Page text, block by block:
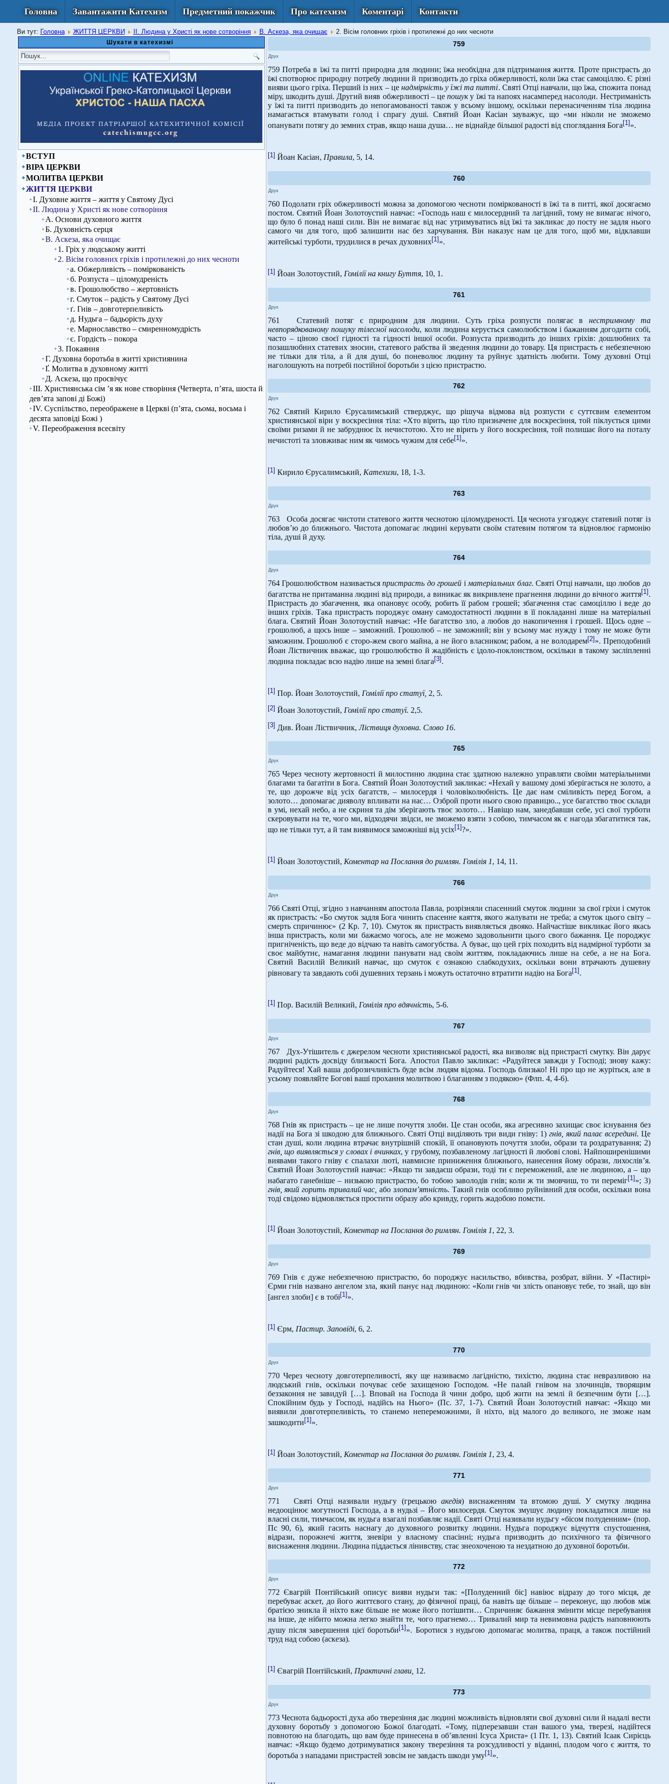
Головна Завантажити Катехизм Предметний покажчик Про катехизм Коментарі Контакти
Ви тут: Головна ЖИТТЯ ЦЕРКВИ ІІ. Людина у Христі як нове сотворіння В. Аскеза, яка очищає 2. Вісім головних гріхів і протилежні до них чесноти
Шукати в катехизмі
ВСТУП
ВІРА ЦЕРКВИ
МОЛИТВА ЦЕРКВИ
ЖИТТЯ ЦЕРКВИ
І. Духовне життя – життя у Святому Дусі
ІІ. Людина у Христі як нове сотворіння
А. Основи духовного життя
Б. Духовність серця
В. Аскеза, яка очищає
1. Гріх у людському житті
2. Вісім головних гріхів і протилежні до них чесноти
а. Обжерливість – поміркованість
б. Розпуста – ціломудреність
в. Грошолюбство – жертовність
г. Смуток – радість у Святому Дусі
ґ. Гнів – довготерпеливість
д. Нудьга – бадьорість духу
е. Марнославство – смиренномудрість
є. Гордість – покора
3. Покаяння
Г. Духовна боротьба в житті християнина
Ґ. Молитва в духовному житті
Д. Аскеза, що просвічує
ІІІ. Християнська сім ’я як нове створіння (Четверта, п’ята, шоста й
дев’ята запові ді Божі)
IV. Суспільство, переображене в Церкві (п’ята, сьома, восьма і
десята заповіді Божі )
V. Переображення всесвіту
759
Друк
759 Потреба в їжі та питті природна для людини; їжа необхідна для підтримання життя. Проте пристрасть до
їжі спотворює природну потребу людини й призводить до гріха обжерливості, коли їжа стає самоціллю. Є різні
вияви цього гріха. Перший із них – це надмірність у їжі та питті. Святі Отці навчали, що їжа, спожита понад
міру, шкодить душі. Другий вияв обжерливості – цепошуку їжі та напоях насамперед насолоди. Нестриманість
у їжі та питті призводить до непогамованості також у всьому іншому, оскільки перенасиченням тіла людина
намагається втамувати голод і спрагу душі. Святий Йоан Касіан зауважує, що «ми ніколи не зможемо
опанувати потягу до земних страв, якщо наша душа… не віднайде більшої радості від споглядання Бога [1] ».
[1] Йоан Касіан, Правила, 5, 14.
760
Друк
760 Подолати гріх обжерливості можна за допомогою чесноти поміркованості в їжі та в питті, якої досягаємо
постом. Святий Йоан Золотоустий навчає: «Господь наш є милосердний та лагідний, тому не вимагає нічого,
що було б понад наші сили. Він не вимагає від нас утримуватись від їжі та закликає до посту не задля нього
самого чи для того, щоб залишити нас без харчування. Він наказує нам це для того, щоб ми, відклавши
житейські турботи, трудилися в речах духовних[1] ».
[1] Йоан Золотоустий, Гомілії на книгу Буття, 10, 1.
761
Друк
761 Статевий потяг є природним для людини. Суть гріха розпусти полягає в нестримному та
невпорядкованому пошуку тілесної насолоди, коли людина керується самолюбством і бажанням догодити собі,
часто – ціною своєї гідності та гідності іншої особи. Розпуста призводить до інших гріхів: дошлюбних та
позашлюбних статевих зносин, статевого рабства й зведення людини до товару. Ця пристрасть є небезпечною
не тільки для тіла, а й для душі, бо поневолює людину та руйнує здатність любити. Тому духовні Отці
наголошують на потребі постійної боротьби з цією пристрастю.
762
Друк
762 Святий Кирило Єрусалимський стверджує, що рішуча відмова від розпусти є суттєвим елементом
християнської віри у воскресіння тіла: «Хто вірить, що тіло призначене для воскресіння, той піклується цими
своїми ризами й не забруднює їх нечистотою. Хто не вірить у його воскресіння, той полишає його на поталу
нечистоті та зловживає ним як чимось чужим для себе[1] ».
[1] Кирило Єрусалимський, Катехизи, 18, 1-3.
763
Друк
763 Особа досягає чистоти статевого життя чеснотою ціломудреності. Ця чеснота узгоджує статевий потяг із
любов’ю до ближнього. Чистота допомагає людині керувати своїм статевим потягом та відновлює гармонію
тіла, душі й духу.
764
Друк
764 Грошолюбством називаєтьсяпристрасть до грошей і матеріальних благ. Святі Отці навчали, що любов до
багатства не притаманна людині від природи, а виникає як викривлене прагнення людини до вічного життя[1] .
Пристрасть до збагачення, яка опановує особу, робить її рабом грошей; збагачення стає самоціллю і веде до
інших гріхів. Така пристрасть породжує оману самодостатності людини в її покладанні лише на матеріальні
блага. Святий Йоан Золотоустий навчає: «Не багатство зло, а любов до накопичення і грошей. Щось одне –
грошолюб, а щось інше – заможний. Грошолюб – не заможний; він у всьому має нужду і тому не може бути
заможним. Грошолюб є сторо-жем свого майна, а не його власником; рабом, а не володарем[2]». Преподобний
Йоан Ліствичник вважає, що грошолюбство й жадібність є ідоло-поклонством, оскільки в такому засліпленні
людина покладає всю надію лише на земні блага[3].
[1] Пор. Йоан Золотоустий, Гомілії про статуї, 2, 5.
[2] Йоан Золотоустий, Гомілії про статуї. 2,5.
[3] Див. Йоан Ліствичник,Ліствиця духовна. Слово 16.
765
Друк
765 Через чесноту жертовності й милостиню людина стає здатною належно управляти своїми матеріальними
благами та багатіти в Бога. Святий Йоан Золотоустий закликає: «Нехай у вашому домі зберігається не золото, а
те, що дорожче від усіх багатств, – милосердя і чоловіколюбність. Це дає нам сміливість перед Богом, а
золото… допомагає дияволу впливати на нас… Озброй проти нього свою правицю.., усе багатство твоє склади
в умі, нехай небо, а не скриня та дім зберігають твоє золото… Навіщо нам, занедбавши себе, усі свої турботи
скеровувати на те, чого ми, відходячи звідси, не зможемо взяти з собою, тимчасом як є нагода збагатитися так,
що не тільки тут, а й там виявимося заможніші від усіх[1]?».
[1] Йоан Золотоустий, Коментар на Послання до римлян. Гомілія 1, 14, 11.
766
Друк
766 Святі Отці, згідно з навчанням апостола Павла, розрізняли спасенний смуток людини за свої гріхи і смуток
як пристрасть: «Бо смуток задля Бога чинить спасенне каяття, якого жалувати не треба; а смуток цього світу –
смерть спричинює» (2 Кр. 7, 10). Смуток як пристрасть виявляється двояко. Найчастіше викликає його якась
інша пристрасть, коли ми бажаємо чогось, але не можемо задовольнити цього свого бажання. Це породжує
пригніченість, що веде до відчаю та навіть самогубства. А буває, що цей гріх походить від надмірної турботи за
своє майбутнє, намагання людини панувати над своїм життям, покладаючись лише на себе, а не на Бога.
Святий Василій Великий навчає, що смуток є ознакою слабкодухих, оскільки вони втрачають душевну
рівновагу та завдають собі душевних терзань і можуть остаточно втратити надію на Бога [1] .
[1] Пор. Василій Великий, Гомілія про вдячність, 5-6.
767
Друк
767 Дух-Утішитель є джерелом чесноти християнської радості, яка визволяє від пристрасті смутку. Він дарує
людині радість досвіду близькості Бога. Апостол Павло закликає: «Радуйтеся завжди у Господі; знову кажу:
Радуйтеся! Хай ваша доброзичливість буде всім людям відома. Господь близько! Ні про що не журіться, але в
усьому появляйте Богові ваші прохання молитвою і благанням з подякою» (Флп. 4, 4-6).
768
Друк
768 Гнів як пристрасть – це не лише почуття злоби. Це стан особи, яка агресивно захищає своє існування без
надії на Бога зі шкодою для ближнього. Святі Отці виділяють три види гніву: 1) гнів, який палає всередині. Це
стан душі, коли людина втрачає внутрішній спокій, її опановують почуття злоби, образи та роздратування; 2)
гнів, що виявляється у словах і вчинках, у грубому, позбавленому лагідності й любові слові. Найпоширенішими
виявами такого гніву є спалахи люті, навмисне приниження ближнього, нанесення йому образи, лихослів’я.
Святий Йоан Золотоустий навчає: «Якщо ти завдаєш образи, тоді ти є переможений, але не людиною, а – що
набагато ганебніше – низькою пристрастю, бо тобою заволодів гнів; коли ж ти змовчиш, то ти переміг[1] »; 3)
гнів, який горить тривалий час, або злопам’ятність. Такий гнів особливо руйнівний для особи, оскільки вона
тоді свідомо відмовляється простити образу або кривду, горить жадобою помсти.
[1] Йоан Золотоустий, Коментар на Послання до римлян. Гомілія 1, 22, 3.
769
Друк
769 Гнів є дуже небезпечною пристрастю, бо породжує насильство, вбивства, розбрат, війни. У «Пастирі»
Єрми гнів названо ангелом зла, який панує над людиною: «Коли гнів чи злість опановує тебе, то знай, що він
[ангел злоби] є в тобі [1] ».
[1] Єрм, Пастир. Заповіді, 6, 2.
770
Друк
770 Через чесноту довготерпеливості, яку ще називаємо лагідністю, тихістю, людина стає невразливою на
людський гнів, оскільки почуває себе захищеною Господом. «Не палай гнівом на злочинців, творящим
беззаконня не завидуй […]. Вповай на Господа й чини добро, щоб жити на землі й безпечним бути […].
Спокійним будь у Господі, надійсь на Нього» (Пс. 37, 1-7). Святий Йоан Золотоустий навчає: «Якщо ми
виявили довготерпеливість, то станемо непереможними, й ніхто, від малого до великого, не зможе нам
зашкодити [1] ».
[1] Йоан Золотоустий, Коментар на Послання до римлян. Гомілія 1, 23, 4.
771
Друк
771 Святі Отці називали нудьгу (грецькоюакедія) виснаженням та втомою душі. У смутку людина
недооцінює могутності Господа, а в нудьзі – Його милосердя. Смуток змушує людину покладатися лише на
власні сили, тимчасом, як нудьга взагалі позбавляє надії. Святі Отці називали нудьгу «бісом полуденним» (пор.
Пс 90, 6), який гасить наснагу до духовного розвитку людини. Нудьга породжує відчуття спустошення,
відрази, порожнечі життя, зневіри у власному спасінні; нудьга призводить до психічного та фізичного
виснаження людини. Людина піддається лінивству, стає знеохоченою та нездатною до духовної боротьби.
772
Друк
772 Євагрій Понтійський описує вияви нудьги так: «[Полуденний біс] навіює відразу до того місця, де
перебуває аскет, до його життєвого стану, до фізичної праці, ба навіть ще більше – переконує, що любов між
братією зникла й ніхто вже більше не може його потішити… Спричиняє бажання змінити місце перебування
на інше, де нібито можна легко знайти те, чого прагнемо… Тривалий мир та невимовна радість наповнюють
душу після завершення цієї боротьби [1] ». Боротися з нудьгою допомагає молитва, праця, а також постійний
труд над собою (аскеза).
[1] Євагрій Понтійський, Практичні глави, 12.
773
Друк
773 Чеснота бадьорості духа або тверезіння дає людині можливість відновляти свої духовні сили й надалі вести
духовну боротьбу з допомогою Божої благодаті. «Тому, підперезавши стан вашого ума, тверезі, надійтеся
повнотою на благодать, що вам буде принесена в об’явленні Ісуса Христа» (1 Пт. 1, 13). Святий Ісаак Сирієць
навчає: «Якщо будемо дотримуватися закону тверезіння та розсудливості у віданні, плодом чого є життя, то
боротьба з нападами пристрастей зовсім не завдасть шкоди уму[1] ».